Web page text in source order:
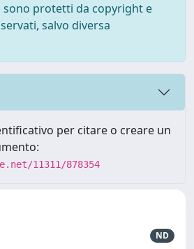
sono protetti da copyright e
salvo diversa
per citare o creare un
11311/878354
ND